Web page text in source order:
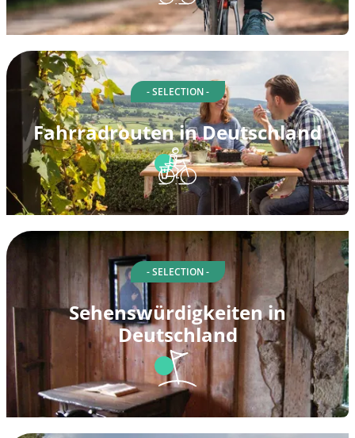
- SELECTION -
Fahrradrouten in Deutschland
- SELECTION -
Sehenswürdigkeiten in
Deutschland